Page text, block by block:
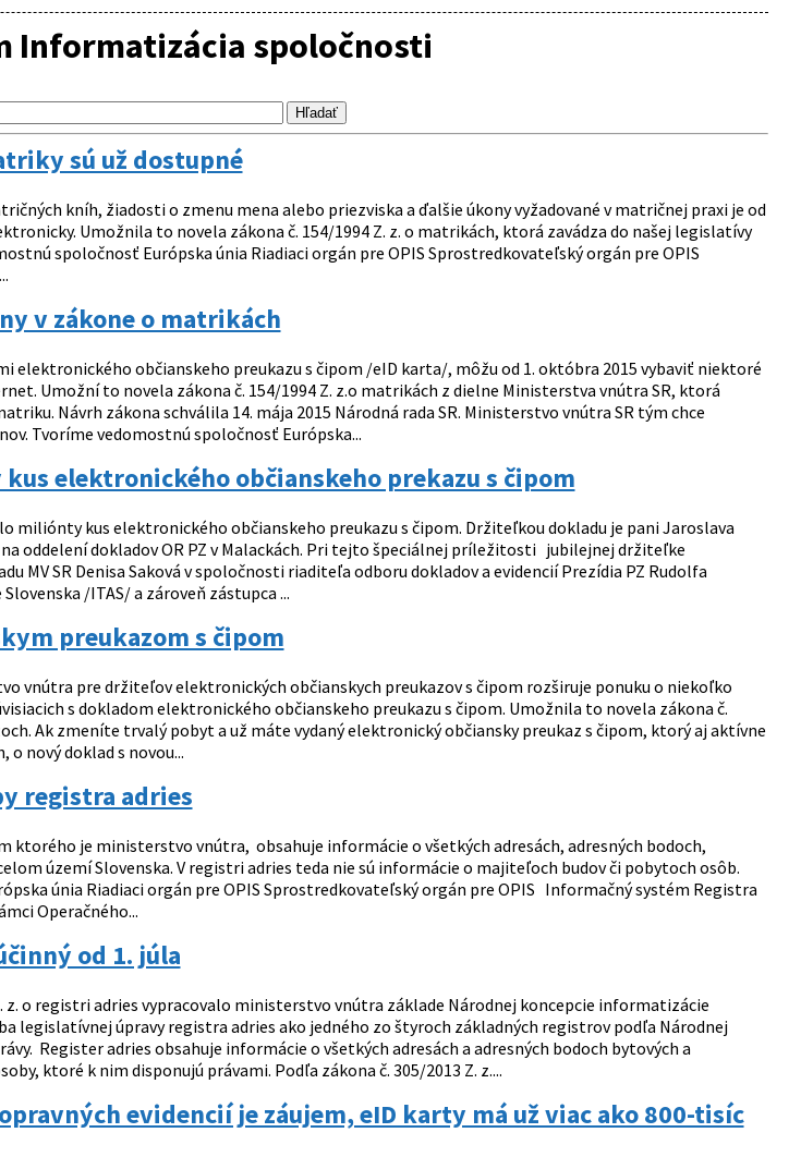
Informatizácia spoločnosti
sú už dostupné
kníh, žiadosti o zmenu mena alebo priezviska a ďalšie úkony vyžadované v matričnej praxi je od
Umožnila to novela zákona č. 154/1994 Z. z. o matrikách, ktorá zavádza do našej legislatívy
spoločnosť Európska únia Riadiaci orgán pre OPIS Sprostredkovateľský orgán pre OPIS
v zákone o matrikách
elektronického občianskeho preukazu s čipom /eID karta/, môžu od 1. októbra 2015 vybaviť niektoré
Umožní to novela zákona č. 154/1994 Z. z.o matrikách z dielne Ministerstva vnútra SR, ktorá
Návrh zákona schválila 14. mája 2015 Národná rada SR. Ministerstvo vnútra SR tým chce
Tvoríme vedomostnú spoločnosť Európska...
elektronického občianskeho prekazu s čipom
miliónty kus elektronického občianskeho preukazu s čipom. Držiteľkou dokladu je pani Jaroslava
oddelení dokladov OR PZ v Malackách. Pri tejto špeciálnej príležitosti jubilejnej držiteľke
MV SR Denisa Saková v spoločnosti riaditeľa odboru dokladov a evidencií Prezídia PZ Rudolfa
/ITAS/ a zároveň zástupca ...
preukazom s čipom
vnútra pre držiteľov elektronických občianskych preukazov s čipom rozširuje ponuku o niekoľko
s dokladom elektronického občianskeho preukazu s čipom. Umožnila to novela zákona č.
Ak zmeníte trvalý pobyt a už máte vydaný elektronický občiansky preukaz s čipom, ktorý aj aktívne
nový doklad s novou...
registra adries
ktorého je ministerstvo vnútra, obsahuje informácie o všetkých adresách, adresných bodoch,
území Slovenska. V registri adries teda nie sú informácie o majiteľoch budov či pobytoch osôb.
únia Riadiaci orgán pre OPIS Sprostredkovateľský orgán pre OPIS Informačný systém Registra
Operačného...
od 1. júla
z. o registri adries vypracovalo ministerstvo vnútra základe Národnej koncepcie informatizácie
legislatívnej úpravy registra adries ako jedného zo štyroch základných registrov podľa Národnej
Register adries obsahuje informácie o všetkých adresách a adresných bodoch bytových a
ktoré k nim disponujú právami. Podľa zákona č. 305/2013 Z. z....
evidencií je záujem, eID karty má už viac ako 800-tisíc